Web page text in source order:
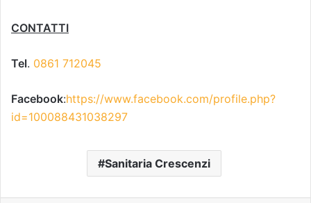
CONTATTI
Tel. 0861 712045
Facebook:https://www.facebook.com/profile.php?
id=100088431038297
Sanitaria Crescenzi